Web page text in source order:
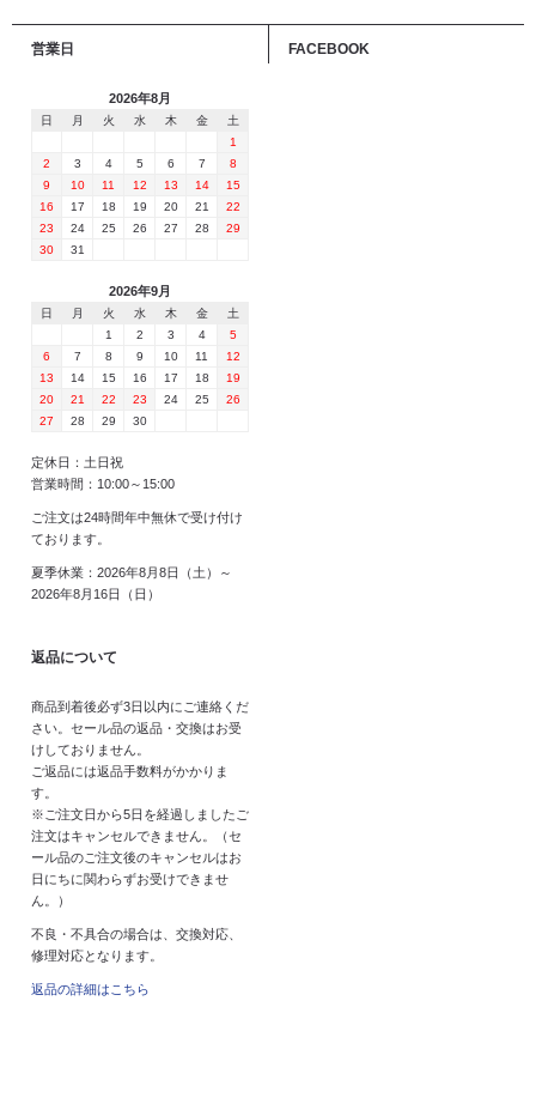
営業日
2026年8月
日 月 火 水 木 金
土
1
2
3 4 5 6 7
8
9
10 11 12 13 14
15
16
17 18 19 20 21
22
23
24 25 26 27 28
29
30
31
2026年9月
日 月 火 水 木 金
土
1
2 3 4
5
6
7 8 9 10 11
12
13
14 15 16 17 18
19
20
21 22 23 24 25
26
27
28 29 30
定休日：土日祝
営業時間：10:00～15:00
ご注文は24時間年中無休で受け付け
ております。
夏季休業：2026年8月8日（土）～
2026年8月16日（日）
返品について
商品到着後必ず3日以内にご連絡くだ
さい。セール品の返品・交換はお受
けしておりません。
ご返品には返品手数料がかかりま
す。
※ご注文日から5日を経過しましたご
注文はキャンセルできません。（セ
ール品のご注文後のキャンセルはお
日にちに関わらずお受けできませ
ん。）
不良・不具合の場合は、交換対応、
修理対応となります。
返品の詳細はこちら
FACEBOOK